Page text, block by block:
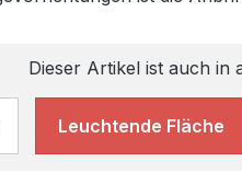
Dieser Artikel ist auch in
Leuchtende Fläche